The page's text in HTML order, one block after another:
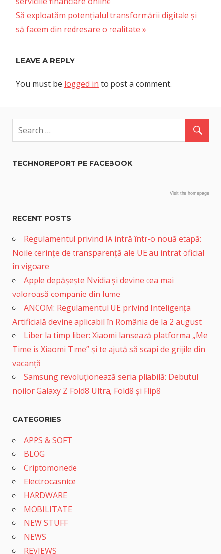
Next
Post:
Să exploatăm potențialul transformării digitale și
să facem din redresare o realitate
LEAVE A REPLY
You must be logged in to post a comment.
TECHNOREPORT PE FACEBOOK
Visit the homepage
RECENT POSTS
Regulamentul privind IA intră într-o nouă etapă:
Noile cerințe de transparență ale UE au intrat oficial
în vigoare
Apple depășește Nvidia și devine cea mai
valoroasă companie din lume
ANCOM: Regulamentul UE privind Inteligența
Artificială devine aplicabil în România de la 2 august
Liber la timp liber: Xiaomi lansează platforma „Me
Time is Xiaomi Time” și te ajută să scapi de grijile din
vacanță
Samsung revoluționează seria pliabilă: Debutul
noilor Galaxy Z Fold8 Ultra, Fold8 și Flip8
CATEGORIES
APPS & SOFT
BLOG
Criptomonede
Electrocasnice
HARDWARE
MOBILITATE
NEW STUFF
NEWS
REVIEWS